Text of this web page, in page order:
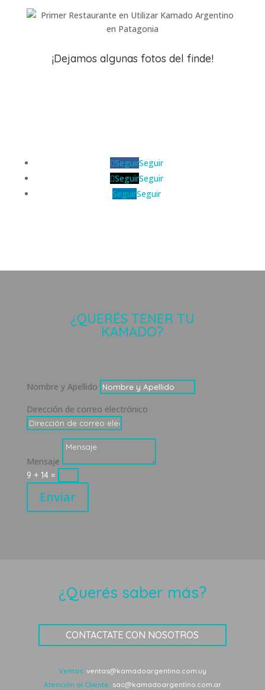
¡Dejamos algunas fotos del finde!
SeguirSeguir
SeguirSeguir
SeguirSeguir
¿QUERÉS TENER TU
KAMADO?
Nombre y Apellido
Dirección de correo electrónico
Mensaje
9 + 14=
Enviar
¿Querés saber más?
CONTACTATE CON NOSOTROS
Ventas: ventas@kamadoargentino.com.uy
Atención al Cliente: sac@kamadoargentino.com.ar